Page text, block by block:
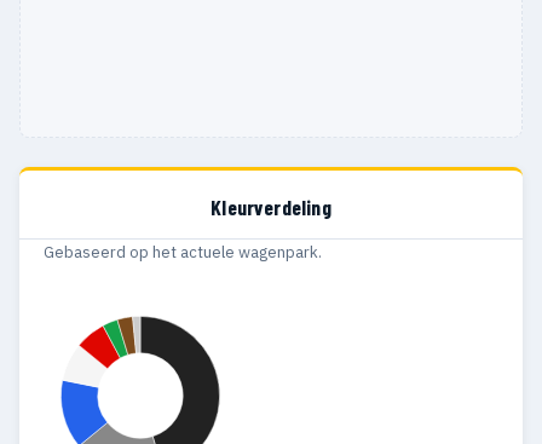
Kleurverdeling
Gebaseerd op het actuele wagenpark.